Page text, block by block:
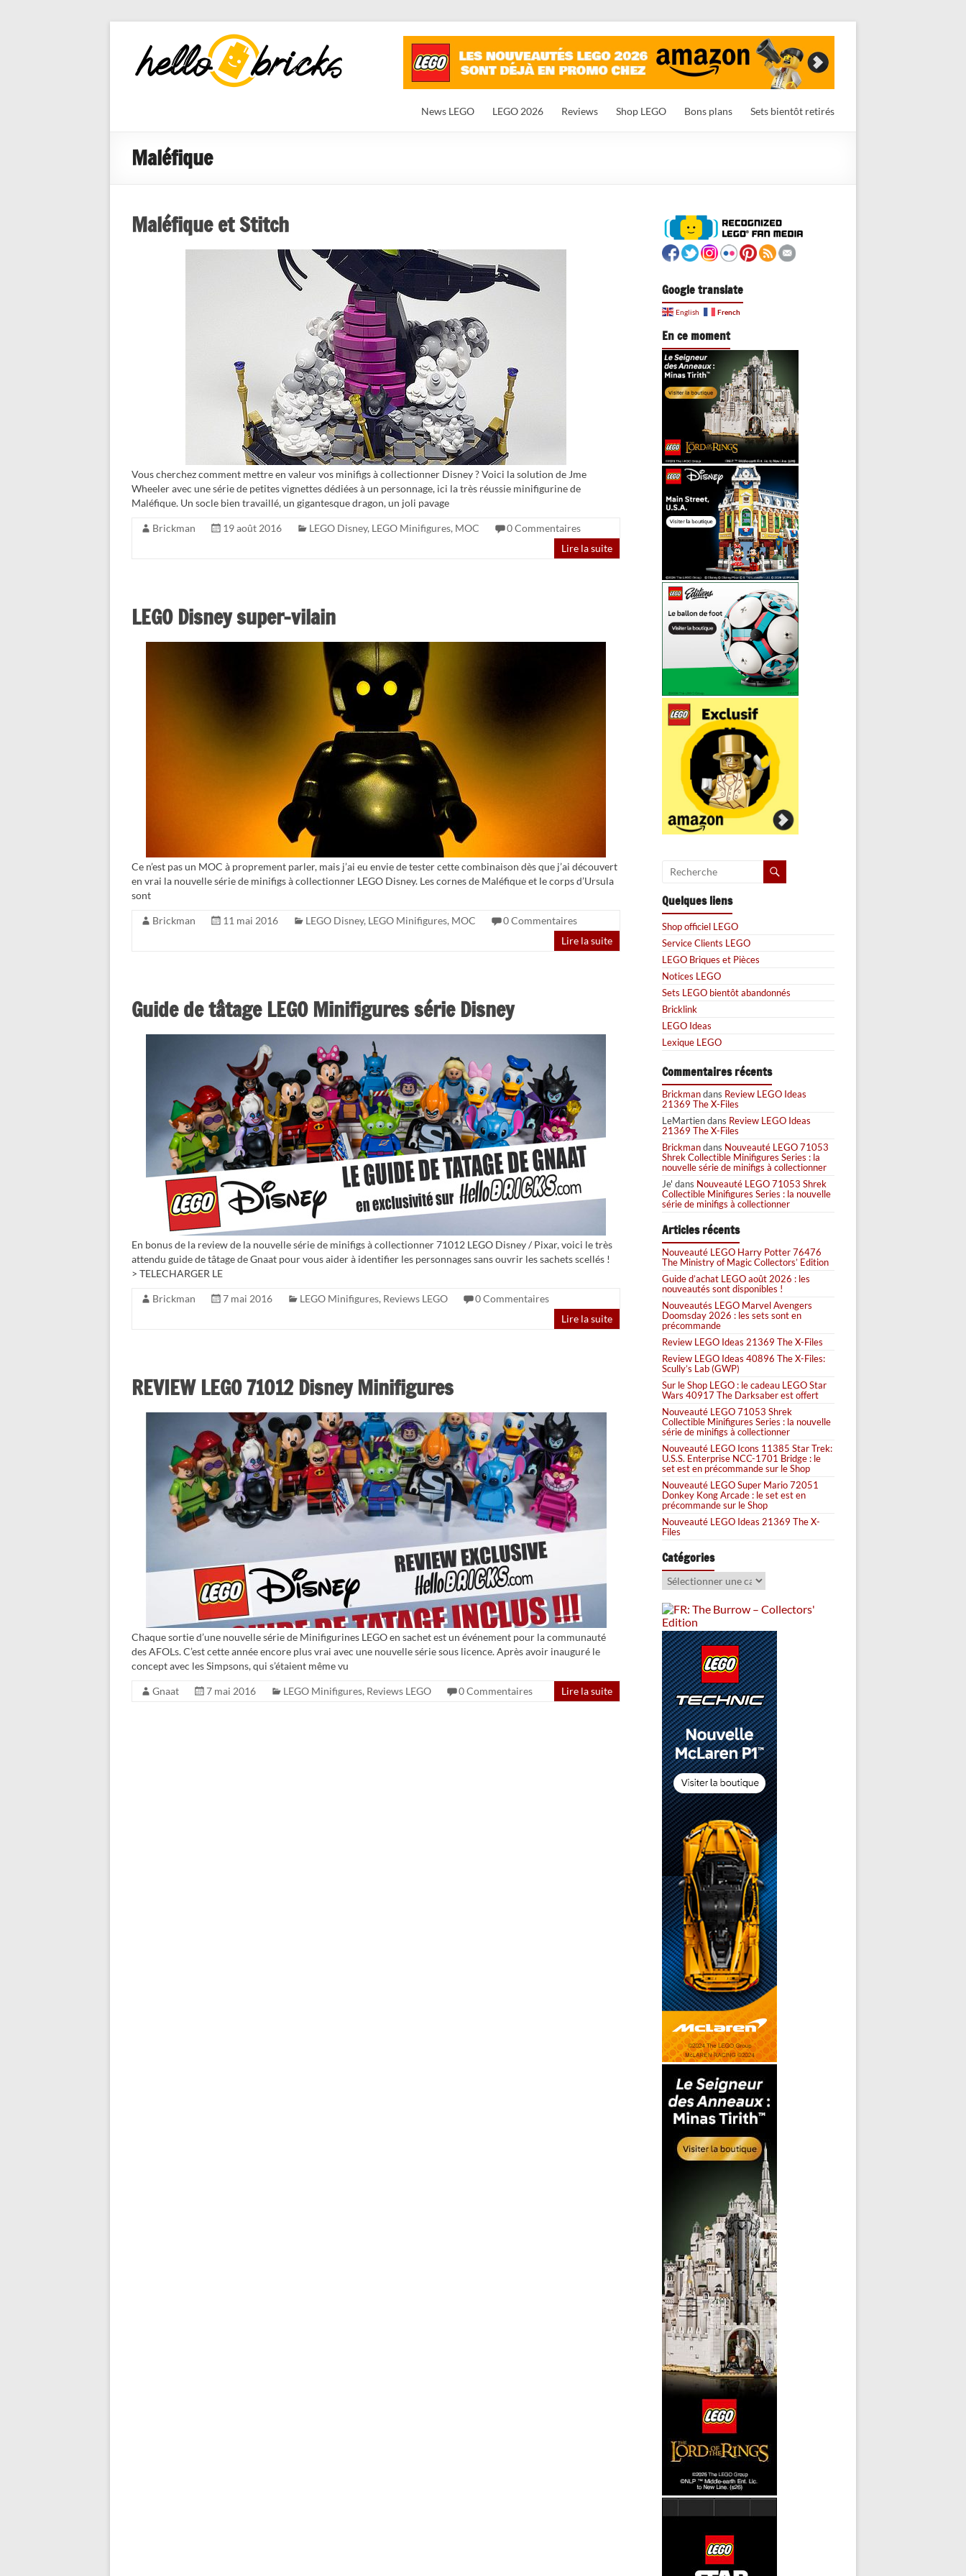
HelloBricks
Blog LEGO,
nouveaut�s
News LEGO LEGO 2026 Reviews Shop LEGO Bons plans Sets bientôt retirés
Maléfique
Maléfique et Stitch
Vous cherchez comment mettre en valeur vos minifigs à collectionner Disney ? Voici la solution de Jme
Wheeler avec une série de petites vignettes dédiées à un personnage, ici la très réussie minifigurine de
Maléfique. Un socle bien travaillé, un gigantesque dragon, un joli pavage
Brickman 19 août 2016 LEGO Disney, LEGO Minifigures, MOC
0 Commentaires
Lire la suite
LEGO Disney super-vilain
Ce n’est pas un MOC à proprement parler, mais j’ai eu envie de tester cette combinaison dès que j’ai découvert
en vrai la nouvelle série de minifigs à collectionner LEGO Disney. Les cornes de Maléfique et le corps d’Ursula
sont
Brickman 11 mai 2016 LEGO Disney, LEGO Minifigures, MOC
0 Commentaires
Lire la suite
Guide de tâtage LEGO Minifigures série Disney
En bonus de la review de la nouvelle série de minifigs à collectionner 71012 LEGO Disney / Pixar, voici le très
attendu guide de tâtage de Gnaat pour vous aider à identifier les personnages sans ouvrir les sachets scellés !
> TELECHARGER LE
Brickman 7 mai 2016 LEGO Minifigures, Reviews LEGO
0 Commentaires
Lire la suite
REVIEW LEGO 71012 Disney Minifigures
Chaque sortie d’une nouvelle série de Minifigurines LEGO en sachet est un événement pour la communauté
des AFOLs. C’est cette année encore plus vrai avec une nouvelle série sous licence. Après avoir inauguré le
concept avec les Simpsons, qui s’étaient même vu
Gnaat 7 mai 2016 LEGO Minifigures, Reviews LEGO 0 Commentaires Lire la suite
Google translate
English French
En ce moment
Quelques liens
Shop officiel LEGO
Service Clients LEGO
LEGO Briques et Pièces
Notices LEGO
Sets LEGO bientôt abandonnés
Bricklink
LEGO Ideas
Lexique LEGO
Commentaires récents
Brickmandans Review LEGO Ideas
21369 The X-Files
LeMartiendans Review LEGO Ideas
21369 The X-Files
Brickmandans Nouveauté LEGO 71053
Shrek Collectible Minifigures Series : la
nouvelle série de minifigs à collectionner
Je' dans Nouveauté LEGO 71053 Shrek
Collectible Minifigures Series : la nouvelle
série de minifigs à collectionner
Articles récents
Nouveauté LEGO Harry Potter 76476
The Ministry of Magic Collectors’ Edition
Guide d’achat LEGO août 2026 : les
nouveautés sont disponibles !
Nouveautés LEGO Marvel Avengers
Doomsday 2026 : les sets sont en
précommande
Review LEGO Ideas 21369 The X-Files
Review LEGO Ideas 40896 The X-Files:
Scully’s Lab (GWP)
Sur le Shop LEGO : le cadeau LEGO Star
Wars 40917 The Darksaber est offert
Nouveauté LEGO 71053 Shrek
Collectible Minifigures Series : la nouvelle
série de minifigs à collectionner
Nouveauté LEGO Icons 11385 Star Trek:
U.S.S. Enterprise NCC-1701 Bridge : le
set est en précommande sur le Shop
Nouveauté LEGO Super Mario 72051
Donkey Kong Arcade : le set est en
précommande sur le Shop
Nouveauté LEGO Ideas 21369 The X-
Files
Catégories
Catégories